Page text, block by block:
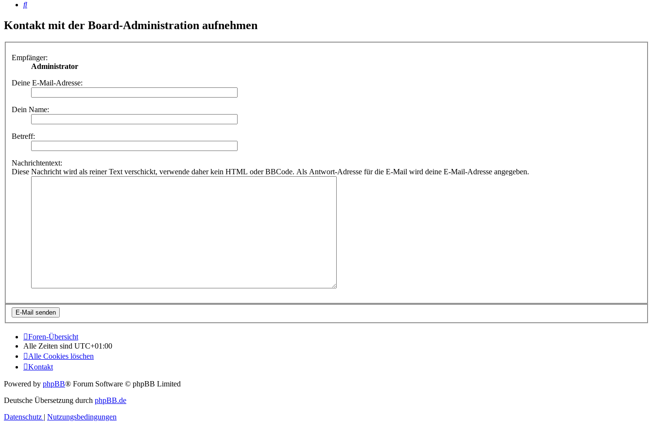
Suche
Kontakt mit der Board-Administration aufnehmen
Empfänger:
Administrator
Deine E-Mail-Adresse:
Dein Name:
Betreff:
Nachrichtentext:
Diese Nachricht wird als reiner Text verschickt, verwende daher kein HTML oder BBCode. Als Antwort-Adresse für die E-Mail wird deine E-Mail-Adresse angegeben.
Foren-Übersicht
Alle Zeiten sind UTC+01:00
Alle Cookies löschen
Kontakt
Powered by phpBB® Forum Software © phpBB Limited
Deutsche Übersetzung durch phpBB.de
Datenschutz
Nutzungsbedingungen